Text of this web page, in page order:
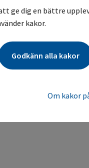
En randomiserad
jämfört med sedvanlig
inte lämpar sig för
Akademiska sjukhuset
Akademiska
Syftet med denna
standardbehandling
så kallade CAR T-celler.
ge dig en bättre
kakor.
Godkänn alla kakor
Om kakor